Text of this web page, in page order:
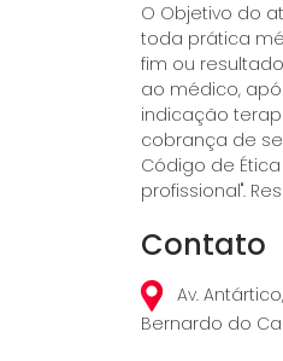
O Objetivo do
toda prática
fim ou
ao médico,
indicação
cobrança de
Código de
profissional".
Contato
Av.
Bernardo do